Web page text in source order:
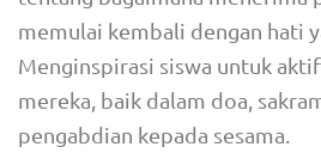
memulai kembali dengan hati
Menginspirasi siswa untuk
mereka, baik dalam doa,
pengabdian kepada sesama.